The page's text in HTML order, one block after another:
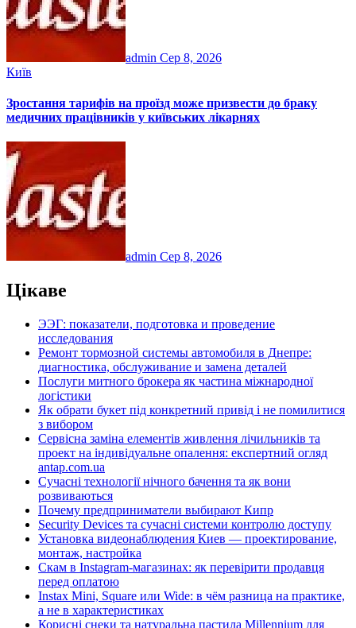
admin Сер 8, 2026
Київ
Зростання тарифів на проїзд може призвести до браку
медичних працівників у київських лікарнях
admin Сер 8, 2026
Цікаве
ЭЭГ: показатели, подготовка и проведение
исследования
Ремонт тормозной системы автомобиля в Днепре:
диагностика, обслуживание и замена деталей
Послуги митного брокера як частина міжнародної
логістики
Як обрати букет під конкретний привід і не помилитися
з вибором
Сервісна заміна елементів живлення лічильників та
проект на індивідуальне опалення: експертний огляд
antap.com.ua
Сучасні технології нічного бачення та як вони
розвиваються
Почему предприниматели выбирают Кипр
Security Devices та сучасні системи контролю доступу
Установка видеонаблюдения Киев — проектирование,
монтаж, настройка
Скам в Instagram-магазинах: як перевірити продавця
перед оплатою
Instax Mini, Square или Wide: в чём разница на практике,
а не в характеристиках
Корисні снеки та натуральна пастила Millennium для